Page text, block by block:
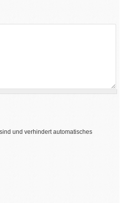
und verhindert automatisches